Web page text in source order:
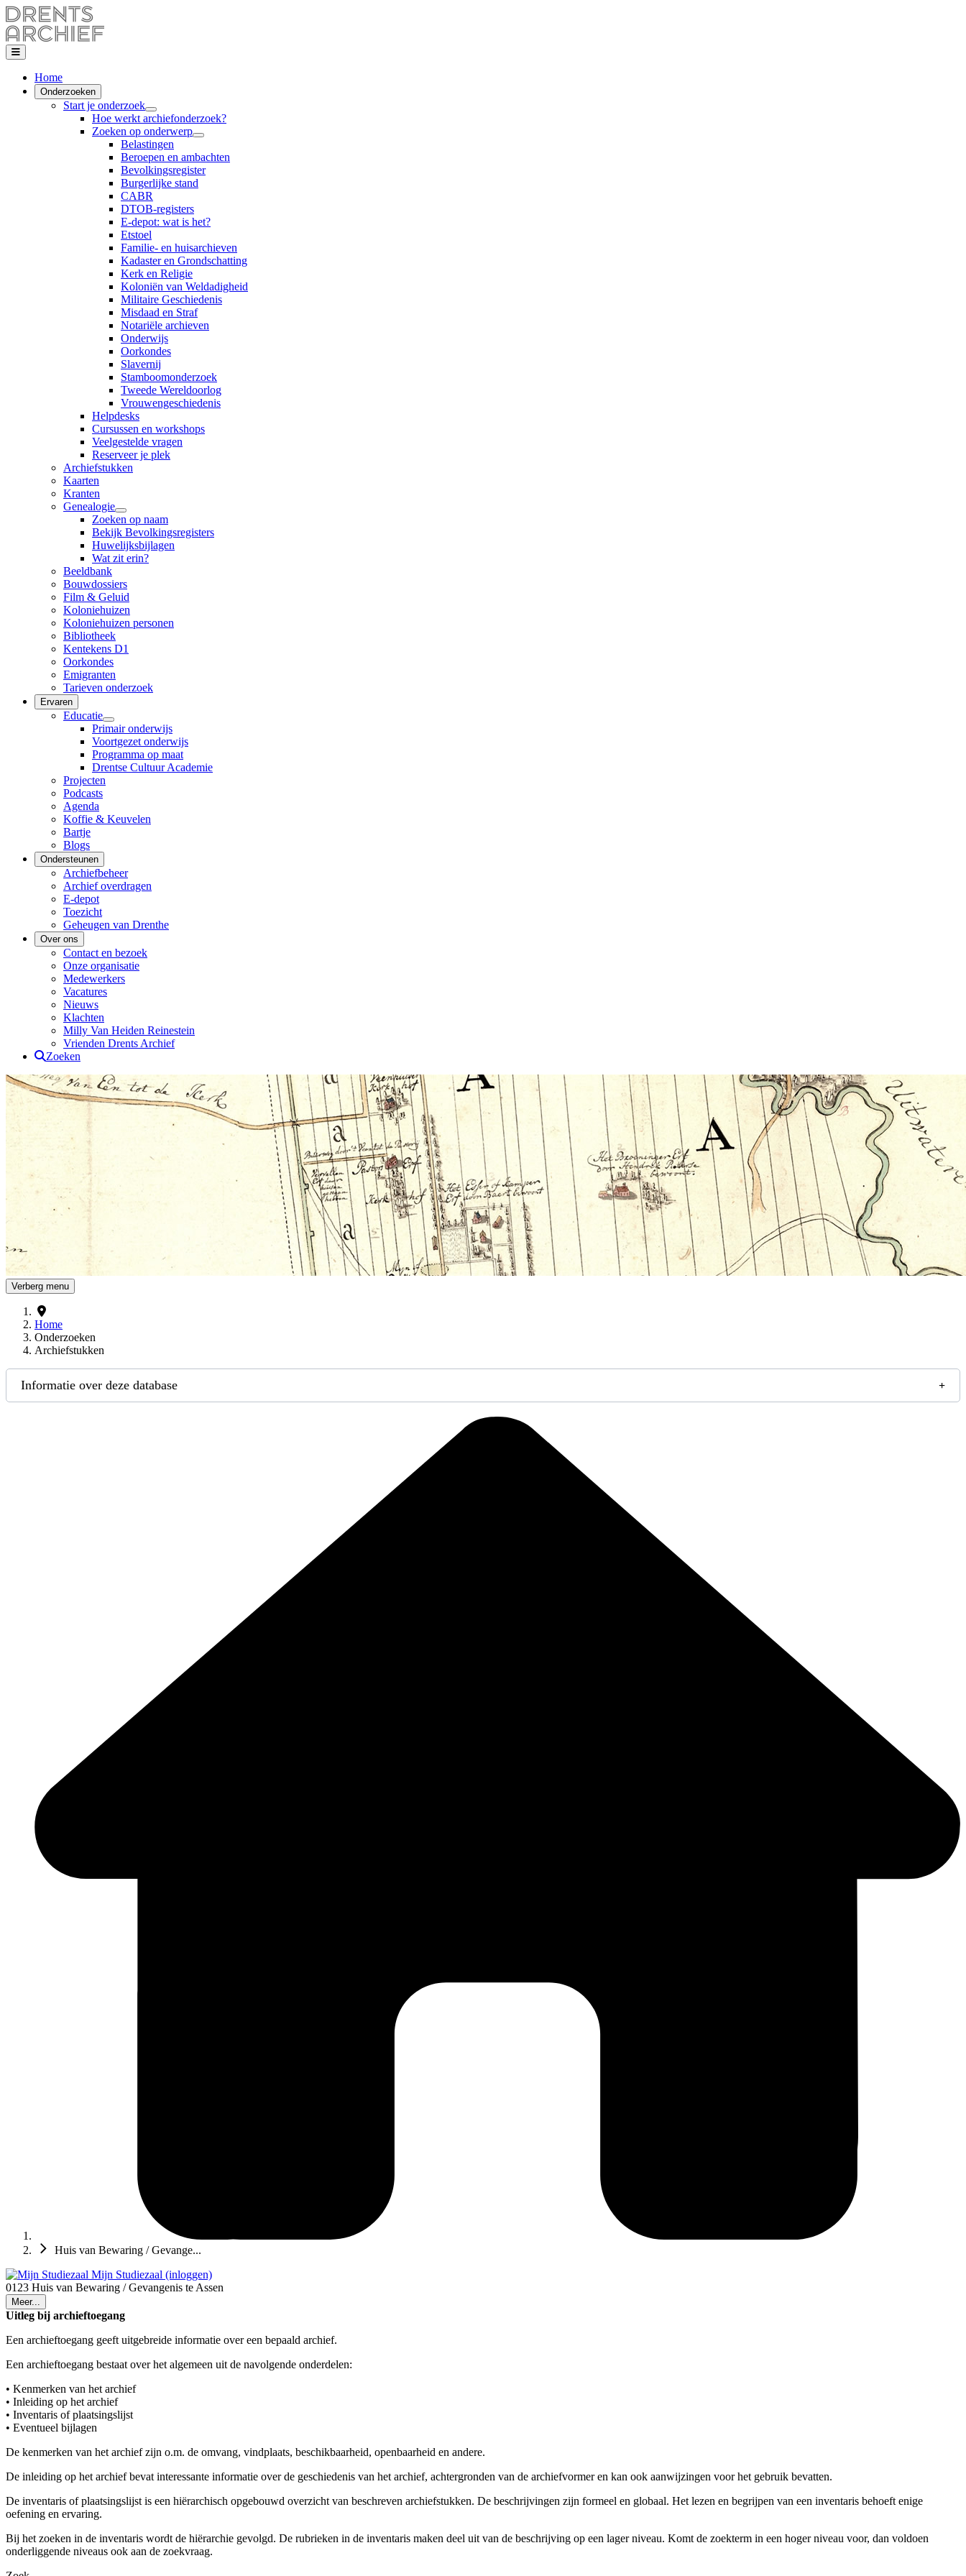
Home
Onderzoeken
Start je onderzoek
Hoe werkt archiefonderzoek?
Zoeken op onderwerp
Belastingen
Beroepen en ambachten
Bevolkingsregister
Burgerlijke stand
CABR
DTOB-registers
E-depot: wat is het?
Etstoel
Familie- en huisarchieven
Kadaster en Grondschatting
Kerk en Religie
Koloniën van Weldadigheid
Militaire Geschiedenis
Misdaad en Straf
Notariële archieven
Onderwijs
Oorkondes
Slavernij
Stamboomonderzoek
Tweede Wereldoorlog
Vrouwengeschiedenis
Helpdesks
Cursussen en workshops
Veelgestelde vragen
Reserveer je plek
Archiefstukken
Kaarten
Kranten
Genealogie
Zoeken op naam
Bekijk Bevolkingsregisters
Huwelijksbijlagen
Wat zit erin?
Beeldbank
Bouwdossiers
Film & Geluid
Koloniehuizen
Koloniehuizen personen
Bibliotheek
Kentekens D1
Oorkondes
Emigranten
Tarieven onderzoek
Ervaren
Educatie
Primair onderwijs
Voortgezet onderwijs
Programma op maat
Drentse Cultuur Academie
Projecten
Podcasts
Agenda
Koffie & Keuvelen
Bartje
Blogs
Ondersteunen
Archiefbeheer
Archief overdragen
E-depot
Toezicht
Geheugen van Drenthe
Over ons
Contact en bezoek
Onze organisatie
Medewerkers
Vacatures
Nieuws
Klachten
Milly Van Heiden Reinestein
Vrienden Drents Archief
Zoeken
Drents Archief
Verberg menu
Home
Onderzoeken
Archiefstukken
Informatie over deze database
Huis van Bewaring / Gevange...
Mijn Studiezaal (inloggen)
0123 Huis van Bewaring / Gevangenis te Assen
Meer...
Uitleg bij archieftoegang
Een archieftoegang geeft uitgebreide informatie over een bepaald archief.
Een archieftoegang bestaat over het algemeen uit de navolgende onderdelen:
• Kenmerken van het archief
• Inleiding op het archief
• Inventaris of plaatsingslijst
• Eventueel bijlagen
De kenmerken van het archief zijn o.m. de omvang, vindplaats, beschikbaarheid, openbaarheid en andere.
De inleiding op het archief bevat interessante informatie over de geschiedenis van het archief, achtergronden van de archiefvormer en kan ook aanwijzingen voor het gebruik bevatten.
De inventaris of plaatsingslijst is een hiërarchisch opgebouwd overzicht van beschreven archiefstukken. De beschrijvingen zijn formeel en globaal. Het lezen en begrijpen van een inventaris behoeft enige
oefening en ervaring.
Bij het zoeken in de inventaris wordt de hiërarchie gevolgd. De rubrieken in de inventaris maken deel uit van de beschrijving op een lager niveau. Komt de zoekterm in een hoger niveau voor, dan voldoen
onderliggende niveaus ook aan de zoekvraag.